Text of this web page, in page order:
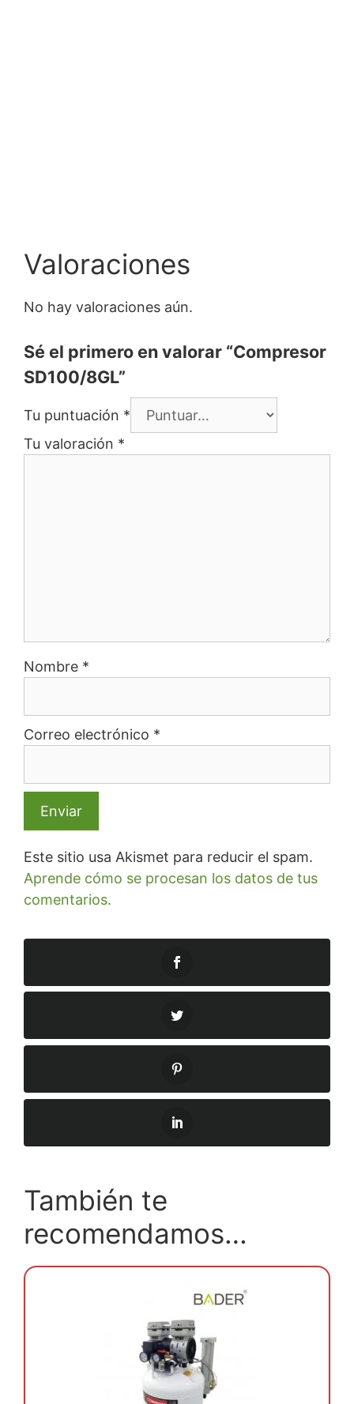
Valoraciones
No hay valoraciones aún.
Sé el primero en valorar “Compresor
SD100/8GL”
Tu puntuación *
Tu valoración *
Nombre *
Correo electrónico *
Este sitio usa Akismet para reducir el spam.
Aprende cómo se procesan los datos de tus
comentarios.
También te
recomendamos…